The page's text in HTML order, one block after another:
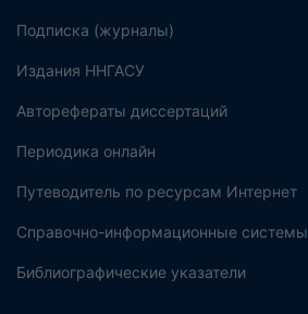
Подписка (журналы)
Издания ННГАСУ
Авторефераты диссертаций
Периодика онлайн
Путеводитель по ресурсам Интернет
Справочно-информационные системы
Библиографические указатели